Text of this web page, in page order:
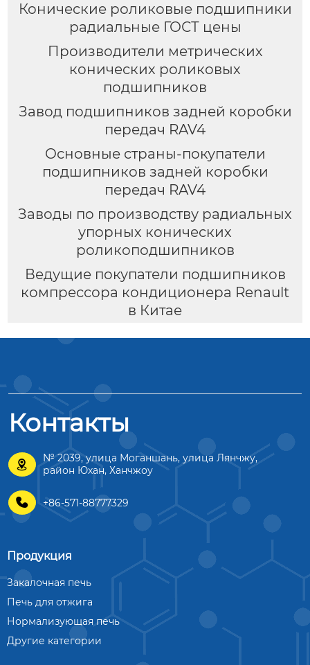
Конические роликовые подшипники
радиальные ГОСТ цены
Производители метрических
конических роликовых
подшипников
Завод подшипников задней коробки
передач RAV4
Основные страны-покупатели
подшипников задней коробки
передач RAV4
Заводы по производству радиальных
упорных конических
роликоподшипников
Ведущие покупатели подшипников
компрессора кондиционера Renault
в Китае
Контакты

№ 2039, улица Моганшань, улица Лянчжу,
район Юхан, Ханчжоу
 +86-571-88777329
Продукция
Закалочная печь
Печь для отжига
Нормализующая печь
Другие категории